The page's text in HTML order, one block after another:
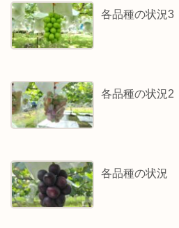
各品種の状況3
各品種の状況2
各品種の状況